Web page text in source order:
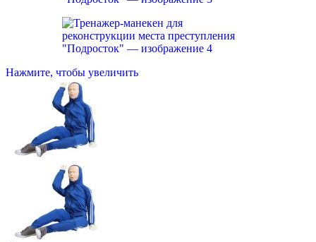
Нажмите, чтобы увеличить